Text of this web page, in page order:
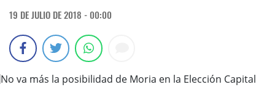
19 DE JULIO DE 2018 - 00:00